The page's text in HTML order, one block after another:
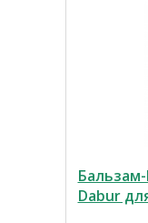
Dabur